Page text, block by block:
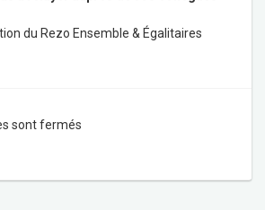
du Rezo Ensemble & Égalitaires
sont fermés